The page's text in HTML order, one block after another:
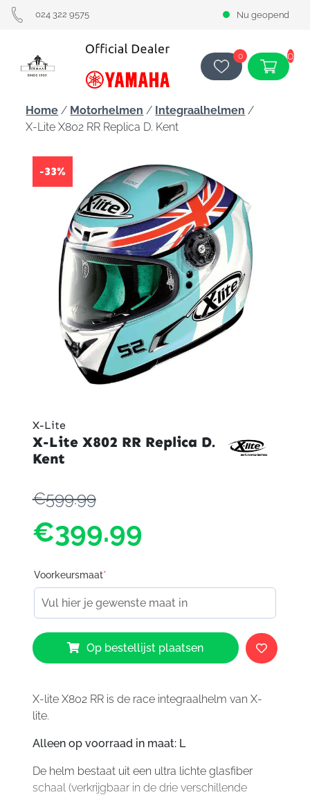
024 322 9575 Nu geopend
0 0
Home / Motorhelmen / Integraalhelmen /
X-Lite X802 RR Replica D. Kent
-33%
X-Lite
X-Lite X802 RR Replica D.
Kent
€599.99
€399.99
Voorkeursmaat*
X-
Lite
X802
Replica
D.
aantal
Op bestellijst plaatsen
X-lite X802 RR is de race integraalhelm van X-
lite.
Alleen op voorraad in maat: L
De helm bestaat uit een ultra lichte glasfiber
schaal (verkrijgbaar in de drie verschillende